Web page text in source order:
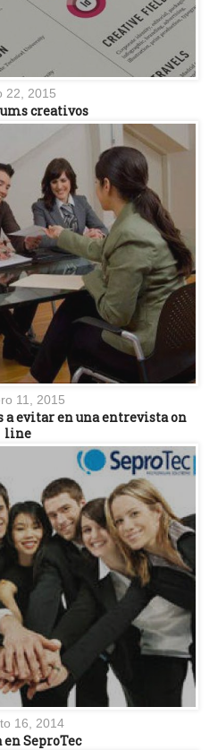
22, 2015
creativos
11, 2015
a evitar en una entrevista on
line
16, 2014
en SeproTec